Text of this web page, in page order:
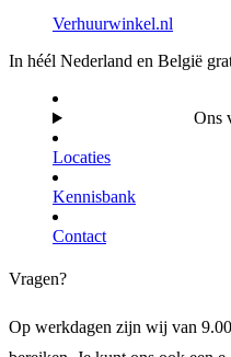
Verhuurwinkel.nl
In héél Nederland en België
Ons
Locaties
Kennisbank
Contact
Vragen?
Op werkdagen zijn wij van